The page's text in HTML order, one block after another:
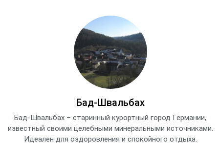
Бад-Швальбах
Бад-Швальбах – старинный курортный город Германии,
известный своими целебными минеральными источниками.
Идеален для оздоровления и спокойного отдыха.